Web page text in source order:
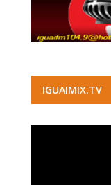
IGUAIMIX.TV